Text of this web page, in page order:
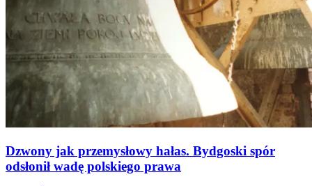
Dzwony jak przemysłowy hałas. Bydgoski spór
odsłonił wadę polskiego prawa